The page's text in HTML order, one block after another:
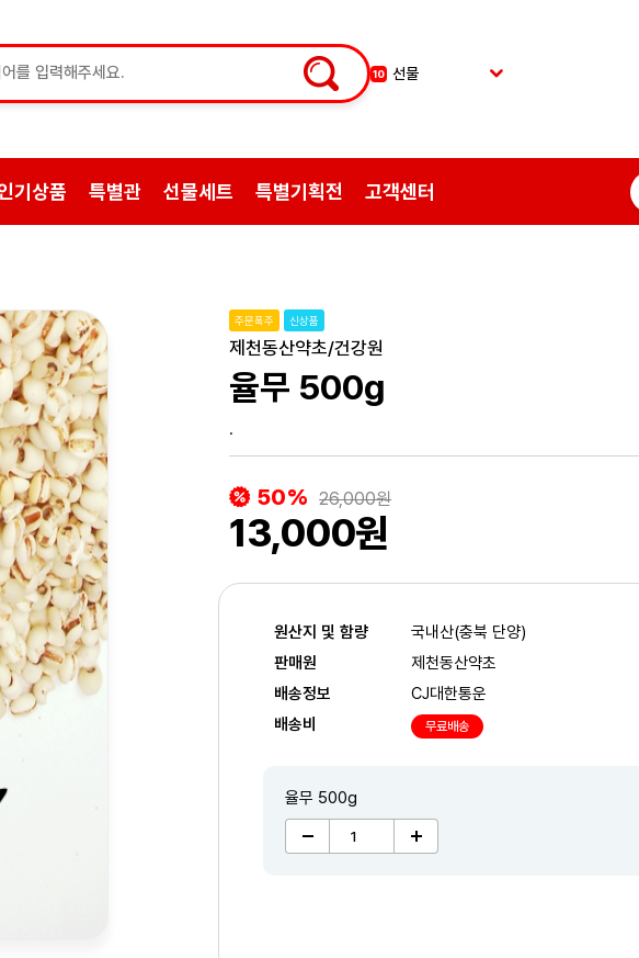
10 선물
백숙
8
기상품 특별관 선물세트 특별기획전 고객센터
주문폭주 신상품
제천동산약초/건강원
율무 500g
.
50% 26,000원
13,000원
원산지 및 함량
국내산(충북 단양)
판매원
제천동산약초
배송정보
CJ대한통운
배송비
무료배송
율무 500g